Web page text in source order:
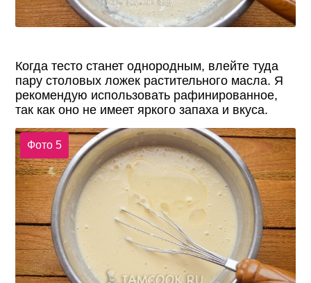
Когда тесто станет однородным, влейте туда
пару столовых ложек растительного масла. Я
рекомендую использовать рафинированное,
так как оно не имеет яркого запаха и вкуса.
Фото 5